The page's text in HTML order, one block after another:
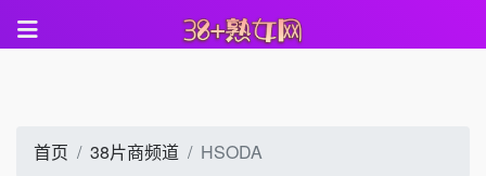
首页 38片商频道 HSODA